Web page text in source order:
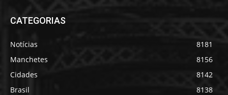
CATEGORIAS
Notícias
8181
Manchetes
8156
Cidades
8142
Brasil
8138